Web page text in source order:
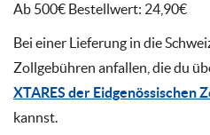
Ab 500€ Bestellwert: 24,90€
Bei einer Lieferung in die
Zollgebühren anfallen, die du
XTARES der Eidgenössischen
kannst.